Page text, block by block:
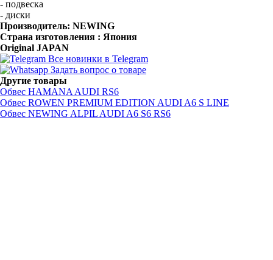
- подвеска
- диски
Производитель: NEWING
Страна изготовления : Япония
Original JAPAN
Все новинки в Telegram
Задать вопрос о товаре
Другие товары
Обвес HAMANA AUDI RS6
Обвес ROWEN PREMIUM EDITION AUDI A6 S LINE
Обвес NEWING ALPIL AUDI A6 S6 RS6